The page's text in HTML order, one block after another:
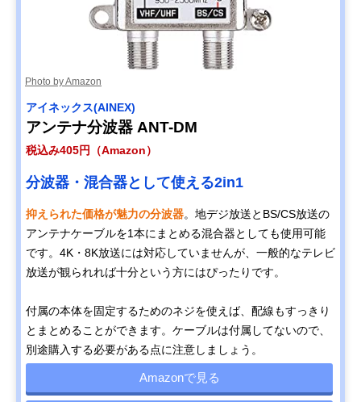
Photo by Amazon
アイネックス(AINEX)
アンテナ分波器 ANT-DM
税込み405円（Amazon）
分波器・混合器として使える2in1
抑えられた価格が魅力の分波器。地デジ放送とBS/CS放送の
アンテナケーブルを1本にまとめる混合器としても使用可能
です。4K・8K放送には対応していませんが、一般的なテレビ
放送が観られれば十分という方にはぴったりです。
付属の本体を固定するためのネジを使えば、配線もすっきり
とまとめることができます。ケーブルは付属してないので、
別途購入する必要がある点に注意しましょう。
Amazonで見る